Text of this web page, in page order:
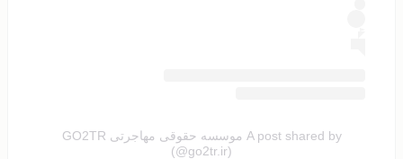
A post shared by موسسه حقوقی مهاجرتی GO2TR
(@go2tr.ir)